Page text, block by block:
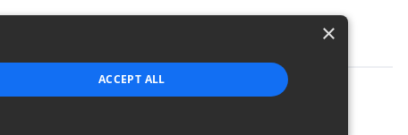
×
ACCEPT ALL